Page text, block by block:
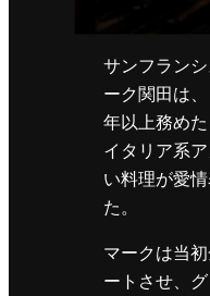
サンフラン
ーク関田は
年以上務め
イタリア系
い料理が愛
た。
マークは当
ートさせ、